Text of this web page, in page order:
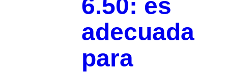
6.50: es
adecuada
para